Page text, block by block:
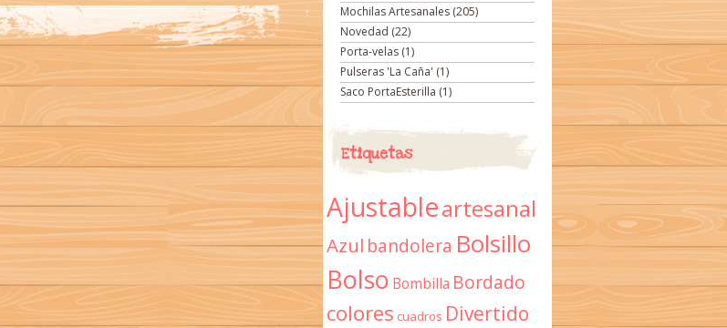
Mochilas Artesanales(205)
Novedad (22)
Porta-velas(1)
Pulseras 'La Caña' (1)
Saco PortaEsterilla (1)
Etiquetas
Ajustableartesanal
Azul bandolera Bolsillo
Bolso Bombilla Bordado
colores cuadros Divertido